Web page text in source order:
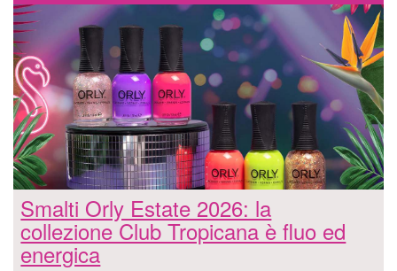
Smalti Orly Estate 2026: la
collezione Club Tropicana è fluo ed
energica